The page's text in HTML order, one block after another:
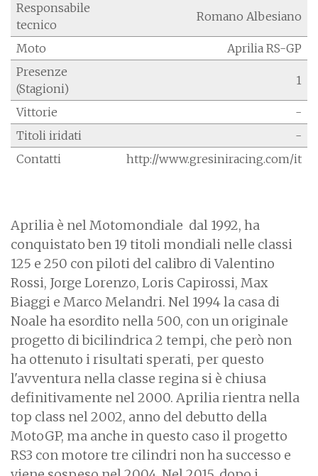
Responsabile
tecnico
Romano Albesiano
Moto
Aprilia RS-GP
Presenze
(Stagioni)
1
Vittorie
-
Titoli iridati
-
Contatti
http://www.gresiniracing.com/it
Aprilia è nel Motomondiale dal 1992, ha
conquistato ben 19 titoli mondiali nelle classi
125 e 250 con piloti del calibro di Valentino
Rossi, Jorge Lorenzo, Loris Capirossi, Max
Biaggi e Marco Melandri. Nel 1994 la casa di
Noale ha esordito nella 500, con un originale
progetto di bicilindrica 2 tempi, che però non
ha ottenuto i risultati sperati, per questo
l'avventura nella classe regina si è chiusa
definitivamente nel 2000. Aprilia rientra nella
top class nel 2002, anno del debutto della
MotoGP, ma anche in questo caso il progetto
RS3 con motore tre cilindri non ha successo e